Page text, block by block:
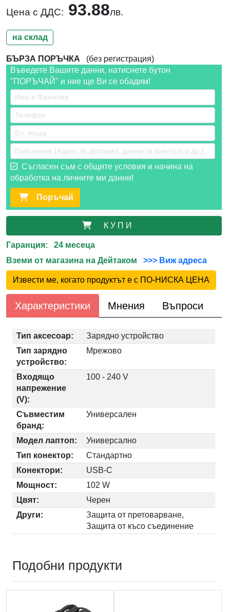
Цена с ДДС: 93.88лв.
на склад
БЪРЗА ПОРЪЧКА (без регистрация)
Въведете Вашите данни, натиснете бутон
"ПОРЪЧАЙ" и ние ще Ви се обадим!
Съгласен съм с общите условия и начина на
обработка на личните ми данни!
Поръчай
К У П И
Гаранция: 24 месеца
Вземи от магазина на Дейтаком
>>> Виж адреса
Извести ме, когато продуктът е с ПО-НИСКА ЦЕНА
Характеристики Мнения Въпроси
Тип аксесоар:
Зарядно устройство
Тип зарядно
устройство:
Мрежово
Входящо
напрежение
(V):
100 - 240 V
Съвместим
бранд:
Универсален
Модел лаптоп:
Универсално
Тип конектор:
Стандартно
Конектори:
USB-C
Мощност:
102 W
Цвят:
Чеpен
Други:
Защита от претоварване,
Защита от късо съединение
Подобни продукти